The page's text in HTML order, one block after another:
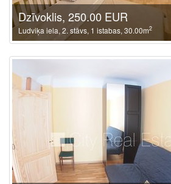
Dzīvoklis, 250.00 EUR
Ludviķa iela, 2. stāvs, 1 istabas, 30.00m2